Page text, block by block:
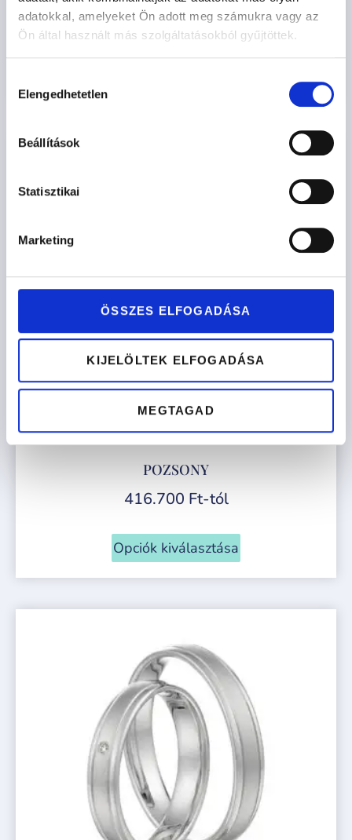
adatokkal, amelyeket Ön adott meg számukra vagy az
Ön által használt más szolgáltatásokból gyűjtöttek.
kiválasztása
Elengedhetetlen
Beállítások
Statisztikai
Marketing
ÖSSZES ELFOGADÁSA
KIJELÖLTEK ELFOGADÁSA
MEGTAGAD
427.900 Ft-tól
POZSONY
416.700 Ft-tól
Opciók kiválasztása